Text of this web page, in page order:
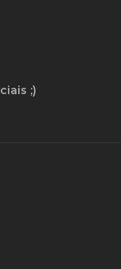
;)